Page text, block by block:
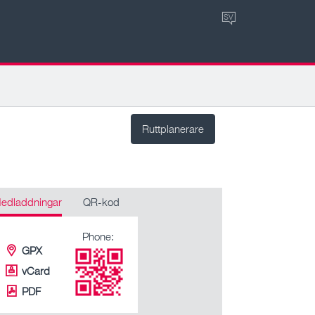
SV
Ruttplanerare
QR-kod
GPX
vCard
PDF
Phone: